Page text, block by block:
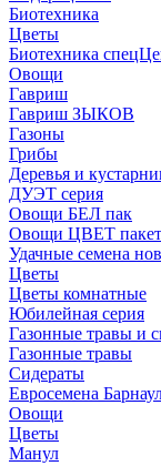
Биотехника
Цветы
Биотехника
Овощи
Гавриш
Гавриш ЗЫКОВ
Газоны
Грибы
Деревья и
ДУЭТ серия
Овощи БЕЛ пак
Овощи ЦВЕТ
Удачные семена
Цветы
Цветы комнатные
Юбилейная серия
Газонные травы и
Газонные травы
Сидераты
Евросемена
Овощи
Цветы
Манул